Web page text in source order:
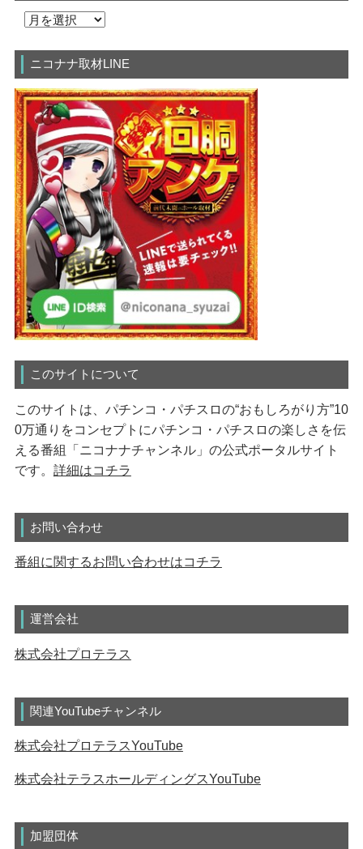
ニコナナ取材LINE
このサイトについて
このサイトは、パチンコ・パチスロの“おもしろがり方”10
0万通りをコンセプトにパチンコ・パチスロの楽しさを伝
える番組「ニコナナチャンネル」の公式ポータルサイト
です。 詳細はコチラ
お問い合わせ
番組に関するお問い合わせはコチラ
運営会社
株式会社プロテラス
関連YouTubeチャンネル
株式会社プロテラスYouTube
株式会社テラスホールディングスYouTube
加盟団体